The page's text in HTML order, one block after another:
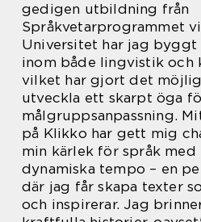
gedigen utbildning från
Språkvetarprogrammet
Universitet har jag byggt
inom både lingvistik och
vilket har gjort det
utveckla ett skarpt öga
målgruppsanpassning.
på Klikko har gett mig
min kärlek för språk med
dynamiska tempo – en
där jag får skapa texter
och inspirerar. Jag